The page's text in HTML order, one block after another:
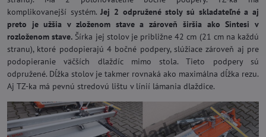
komplikovanejší systém.Jej 2 odpružené stoly sú skladateľné a aj
preto je užšia v zloženom stave a zároveň širšia ako Sintesi v
rozloženom stave. Šírka jej stolov je približne 42 cm (21 cm na každú
stranu), ktoré podopierajú 4 bočné podpery, slúžiace zároveň aj pre
podopieranie väčších dlaždíc mimo stola. Tieto podpery sú
odpružené. Dĺžka stolov je takmer rovnaká ako maximálna dĺžka rezu.
Aj TZ-ka má pevnú stredovú lištu v línií lámania dlaždice.